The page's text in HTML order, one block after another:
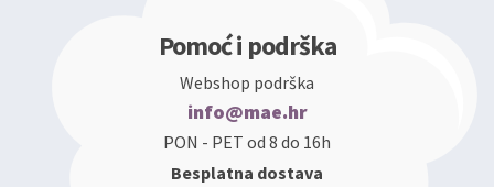
Pomoć i podrška
Webshop podrška
info@mae.hr
PON - PET od 8 do 16h
Besplatna dostava